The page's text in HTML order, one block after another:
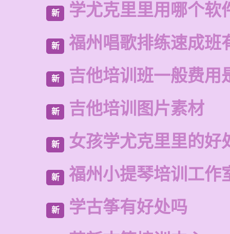
新 学尤克里里用哪个软
新 福州唱歌排练速成班
新 吉他培训班一般费用
新 吉他培训图片素材
新 女孩学尤克里里的好
新 福州小提琴培训工作
新
学古筝有好处吗